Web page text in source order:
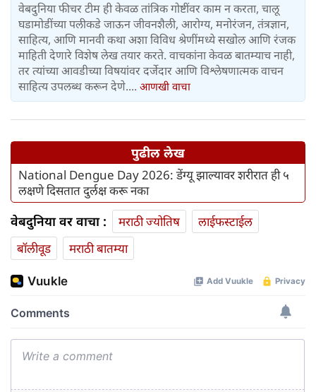
वेबदुनिया फीचर टीम ही केवळ तांत्रिक गोष्टींवर काम न करता, चालू
घडामोडींच्या पलीकडे जाऊन जीवनशैली, आरोग्य, मनोरंजन, तंत्रज्ञान,
साहित्य, आणि मानवी कथा अशा विविध श्रेणींमध्ये सखोल आणि रंजक
माहिती देणारे विशेष लेख तयार करते. वाचकांना केवळ बातम्याच नाही,
तर त्यांच्या आवडीच्या विषयांवर दर्जेदार आणि विश्लेषणात्मक वाचन
साहित्य उपलब्ध करून देणे.... आणखी वाचा
पुढील लेख
National Dengue Day 2026: डेंग्यू झाल्यावर शरीरात ही ५
लक्षणे दिसतात दुर्लक्ष करू नका
वेबदुनिया वर वाचा : मराठी ज्योतिष
लाईफस्टाईल
बॉलीवूड
मराठी बातम्या